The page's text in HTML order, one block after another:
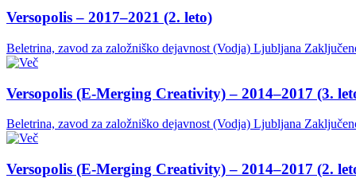
Versopolis – 2017–2021 (2. leto)
Beletrina, zavod za založniško dejavnost (Vodja) Ljubljana
Versopolis (E-Merging Creativity) – 2014–2017 (3.
Beletrina, zavod za založniško dejavnost (Vodja) Ljubljana
Versopolis (E-Merging Creativity) – 2014–2017 (2.